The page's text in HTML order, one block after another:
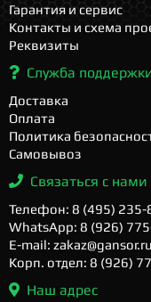
Гарантия и сервис
Контакты и схема
Реквизиты
Служба
Доставка
Оплата
Политика
Самовывоз
Связаться с нами
Телефон: 8 (495) 235-
WhatsApp: 8 (926)
E-mail: zakaz@gansor.ru
Корп. отдел: 8 (926)
Наш адрес